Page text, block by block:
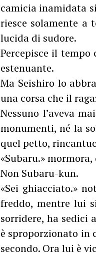
camicia inamidata
riesce solamente a
lucida di sudore.
Percepisce il
estenuante.
Ma Seishiro lo
una corsa che il
Nessuno l’aveva
monumenti, né la
quel petto,
«Subaru.»
Non Subaru-kun.
«Sei ghiacciato.»
freddo, mentre lui
sorridere, ha sedici
è sproporzionato in
secondo. Ora lui è